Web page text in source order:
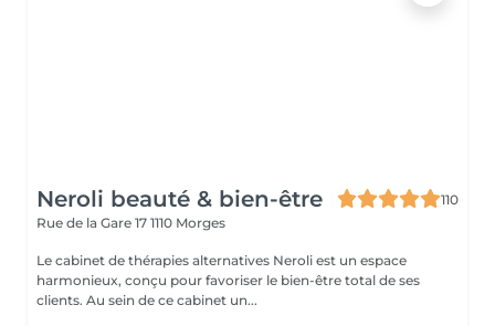
Neroli beauté & bien-être
110
Rue de la Gare 17 1110 Morges
Le cabinet de thérapies alternatives Neroli est un espace
harmonieux, conçu pour favoriser le bien-être total de ses
clients. Au sein de ce cabinet un...